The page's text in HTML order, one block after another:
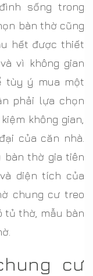
sống trong
bàn thờ cũng
hết được thiết
vì không gian
tùy ý mua một
phải lựa chọn
không gian,
của căn nhà.
bàn thờ gia tiên
diện tích của
chung cư treo
tủ thờ, mẫu bàn
cư